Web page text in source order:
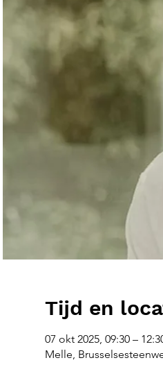
Tijd en
07 okt 2025, 09:30 –
Melle,